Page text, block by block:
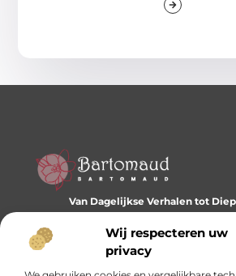
Wij respecteren uw
privacy
Van Dagelijkse Verhalen tot
Ontdek een wereld vol diverse blogs
dagelijks inspireren en nieuwe